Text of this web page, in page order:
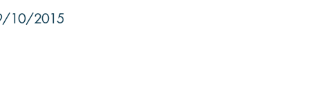
10/2015